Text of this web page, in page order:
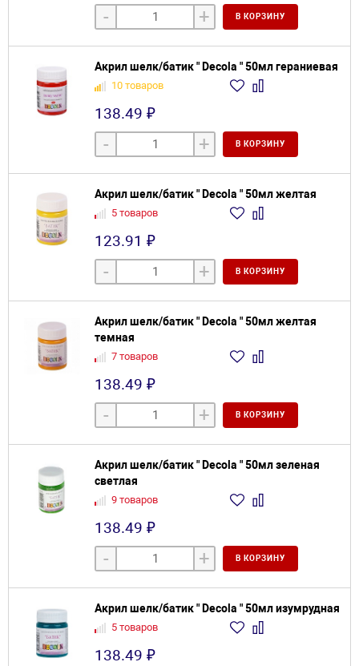
- + В КОРЗИНУ
Акрил шелк/батик " Decola " 50мл гераниевая
10 товаров
138.49 ₽
- + В КОРЗИНУ
Акрил шелк/батик " Decola " 50мл желтая
5 товаров
123.91 ₽
- + В КОРЗИНУ
Акрил шелк/батик " Decola " 50мл желтая
темная
7 товаров
138.49 ₽
- + В КОРЗИНУ
Акрил шелк/батик " Decola " 50мл зеленая
светлая
9 товаров
138.49 ₽
- + В КОРЗИНУ
Акрил шелк/батик " Decola " 50мл изумрудная
5 товаров
138.49 ₽